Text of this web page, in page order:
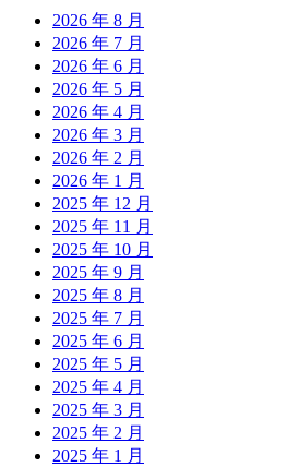
2026 年 8 月
2026 年 7 月
2026 年 6 月
2026 年 5 月
2026 年 4 月
2026 年 3 月
2026 年 2 月
2026 年 1 月
2025 年 12 月
2025 年 11 月
2025 年 10 月
2025 年 9 月
2025 年 8 月
2025 年 7 月
2025 年 6 月
2025 年 5 月
2025 年 4 月
2025 年 3 月
2025 年 2 月
2025 年 1 月